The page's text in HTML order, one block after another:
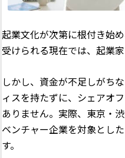
起業文化が次第に根付き始
受けられる現在では、起業
しかし、資金が不足しがち
ィスを持たずに、シェアオ
ありません。実際、東京・
ベンチャー企業を対象とし
す。